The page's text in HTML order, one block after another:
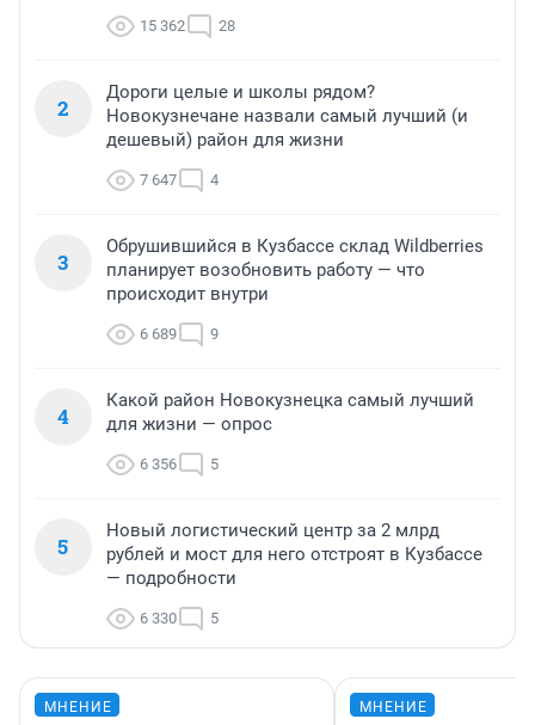
15 362 28
2
Дороги целые и школы рядом?
Новокузнечане назвали самый лучший (и
дешевый) район для жизни
7 647 4
3
Обрушившийся в Кузбассе склад Wildberries
планирует возобновить работу — что
происходит внутри
6 689 9
4
Какой район Новокузнецка самый лучший
для жизни — опрос
6 356 5
5
Новый логистический центр за 2 млрд
рублей и мост для него отстроят в Кузбассе
— подробности
6 330 5
МНЕНИЕ МНЕНИЕ